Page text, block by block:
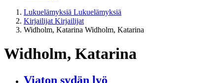
Lukuelämyksiä Lukuelämyksiä
Kirjailijat Kirjailijat
Widholm, Katarina Widholm, Katarina
Widholm, Katarina
Viaton sydän lyö